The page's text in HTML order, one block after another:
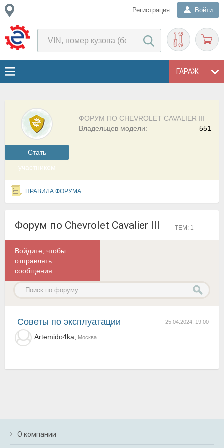
Регистрация Войти
ГАРАЖ
Cтать
участником
ФОРУМ ПО CHEVROLET CAVALIER III
551
Владельцев модели:
ПРАВИЛА ФОРУМА
Форум по Chevrolet Cavalier III ТЕМ: 1
Войдите , чтобы
отправлять
сообщения.
25.04.2024, 19:00
Советы по эксплуатации
Artemido4ka, Москва
О компании